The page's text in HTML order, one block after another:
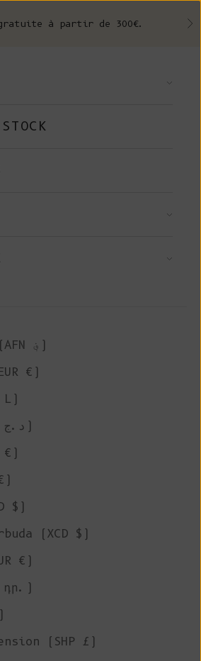
à partir de 300€.
Afghanistan (AFN ؋)
€)
Algérie (DZD د.ج)
€)
$)
(XCD $)
€)
դր.)
(SHP £)